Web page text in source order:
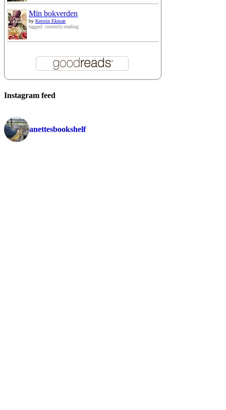
Min bokverden
by Kerstin Ekman
tagged: currently-reading
Instagram feed
anettesbookshelf